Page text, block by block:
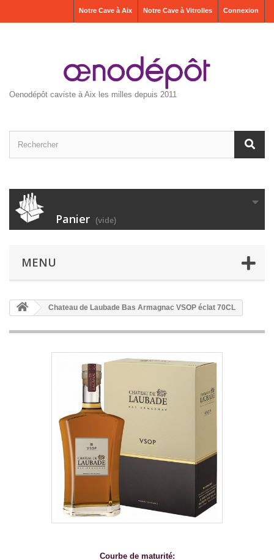
Connexion
Notre Cave à Vitrolles
Notre Cave à Aix
Oenodépôt caviste à Aix les milles depuis 2011
Panier (vide)
MENU
Chateau de Laubade Bas Armagnac VSOP éclat 70CL
Courbe de maturité: